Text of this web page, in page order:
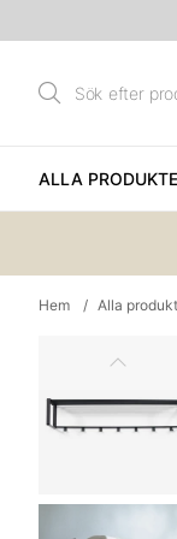
ALLA
Hem Alla